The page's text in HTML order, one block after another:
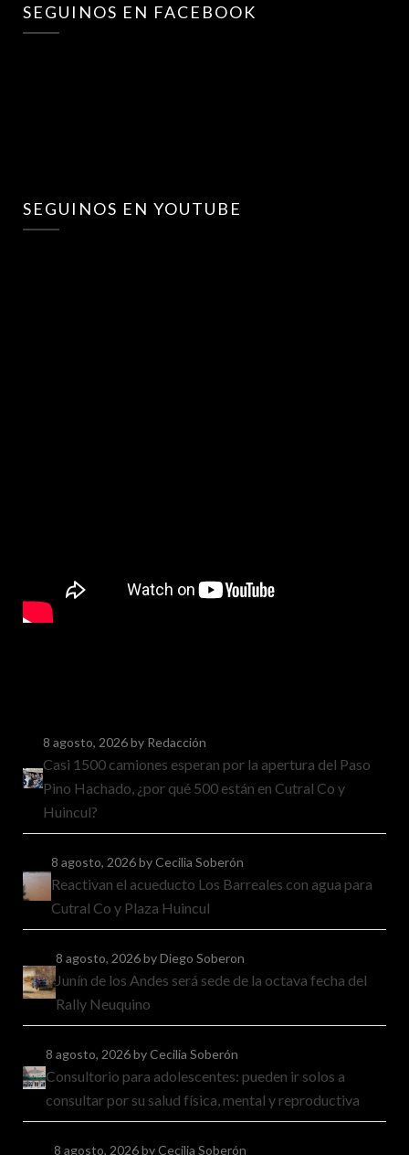
SEGUINOS EN FACEBOOK
SEGUINOS EN YOUTUBE
8 agosto, 2026by Redacción
Casi 1500 camiones esperan por la apertura del Paso
Pino Hachado, ¿por qué 500 están en Cutral Co y
Huincul?
8 agosto, 2026by Cecilia Soberón
Reactivan el acueducto Los Barreales con agua para
Cutral Co y Plaza Huincul
8 agosto, 2026by Diego Soberon
Junín de los Andes será sede de la octava fecha del
Rally Neuquino
8 agosto, 2026by Cecilia Soberón
Consultorio para adolescentes: pueden ir solos a
consultar por su salud física, mental y reproductiva
8 agosto, 2026by Cecilia Soberón